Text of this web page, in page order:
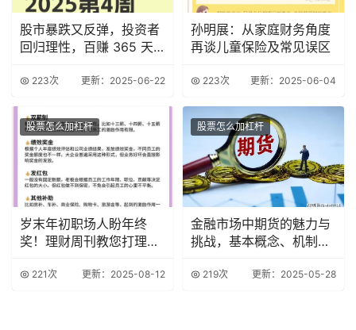
股市暴跌又反弹，投资者
回归理性，百赚 365 天
223次 更新：2025-06-22
孙明展：从家庭财务角度
再谈儿童保险及常见误区
223次 更新：2025-06-04
股票怎么加杠杆
岁末年初职场人盼年终
奖！理财周刊教您打理及
221次 更新：2025-08-12
股票怎么加杠杆
金融市场中期货的魅力与
挑战，基本概念、机制及
219次 更新：2025-05-28